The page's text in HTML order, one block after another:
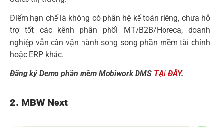
Điểm hạn chế là không có phân hệ kế toán riêng, chưa hỗ
trợ tốt các kênh phân phối MT/B2B/Horeca, doanh
nghiệp vẫn cần vận hành song song phần mềm tài chính
hoặc ERP khác.
Đăng ký Demo phần mềm Mobiwork DMS TẠI ĐÂY.
2. MBW Next